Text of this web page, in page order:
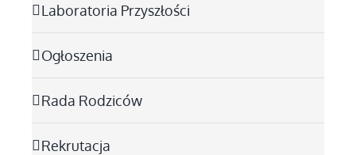
Laboratoria Przyszłości
Ogłoszenia
Rada Rodziców
Rekrutacja